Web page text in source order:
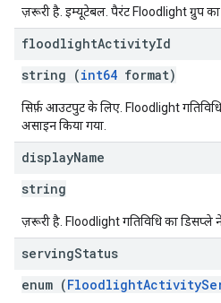
ज़रूरी है. इम्यूटेबल. पैरंट Floodlight ग्रुप
floodlightActivityId
string (int64 format)
सिर्फ़ आउटपुट के लिए. Floodlight
असाइन किया गया.
displayName
string
ज़रूरी है. Floodlight गतिविधि का डिसप्ले
servingStatus
enum (